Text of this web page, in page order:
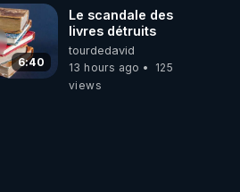
6:40
Le scandale des
livres détruits
tourdedavid
13 hours ago
125
views